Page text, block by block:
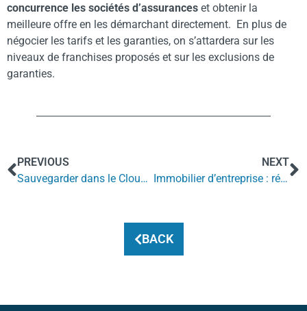
concurrence les sociétés d’assurances et obtenir la
meilleure offre en les démarchant directement. En plus de
négocier les tarifs et les garanties, on s’attardera sur les
niveaux de franchises proposés et sur les exclusions de
garanties.
PREVIOUS
Sauvegarder dans le Cloud pour réduire la prime perte d’exploitation
NEXT
Immobilier d’entreprise : répartir les couvertures d’assurances entre locataire et propriétaire
BACK